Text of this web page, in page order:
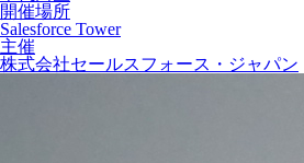
開催場所
Salesforce Tower
主催
株式会社セールスフォース・ジャパン